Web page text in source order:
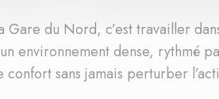
du Nord, c’est travailler
environnement dense, rythmé
sans jamais perturber